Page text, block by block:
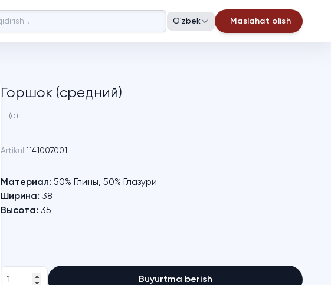
O'zbek Maslahat olish
Горшок (средний)
(0)
Artikul:1141007001
Материал: 50% Глины, 50% Глазури
Ширина: 38
Высота: 35
Buyurtma berish